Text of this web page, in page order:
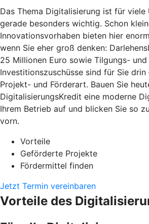
Das Thema Digitalisierung ist für viele
gerade besonders wichtig. Schon
Innovationsvorhaben bieten hier
wenn Sie eher groß denken:
25 Millionen Euro sowie Tilgungs- und
Investitionszuschüsse sind für Sie
Projekt- und Förderart. Bauen Sie
DigitalisierungsKredit eine moderne
Ihrem Betrieb auf und blicken Sie so
vorn.
Vorteile
Geförderte Projekte
Fördermittel finden
Jetzt Termin vereinbaren
Vorteile des